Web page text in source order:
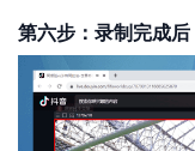
第六步：录制完成